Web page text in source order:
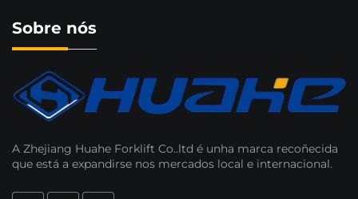
Sobre nós
A Zhejiang Huahe Forklift Co..ltd é unha marca recoñecida
que está a expandirse nos mercados local e internacional.